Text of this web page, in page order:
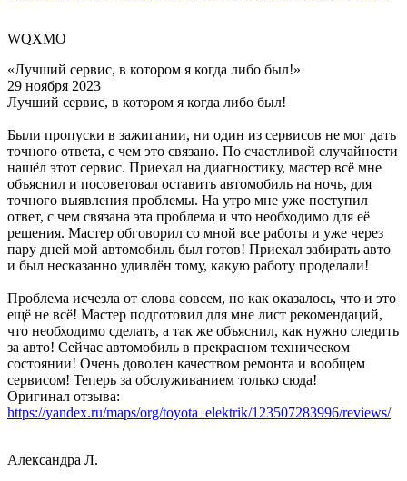
WQXMO
«Лучший сервис, в котором я когда либо был!»
29 ноября 2023
Лучший сервис, в котором я когда либо был!
Были пропуски в зажигании, ни один из сервисов не мог дать
точного ответа, с чем это связано. По счастливой случайности
нашёл этот сервис. Приехал на диагностику, мастер всё мне
объяснил и посоветовал оставить автомобиль на ночь, для
точного выявления проблемы. На утро мне уже поступил
ответ, с чем связана эта проблема и что необходимо для её
решения. Мастер обговорил со мной все работы и уже через
пару дней мой автомобиль был готов! Приехал забирать авто
и был несказанно удивлён тому, какую работу проделали!
Проблема исчезла от слова совсем, но как оказалось, что и это
ещё не всё! Мастер подготовил для мне лист рекомендаций,
что необходимо сделать, а так же объяснил, как нужно следить
за авто! Сейчас автомобиль в прекрасном техническом
состоянии! Очень доволен качеством ремонта и вообщем
сервисом! Теперь за обслуживанием только сюда!
Оригинал отзыва:
https://yandex.ru/maps/org/toyota_elektrik/123507283996/reviews/
Александра Л.